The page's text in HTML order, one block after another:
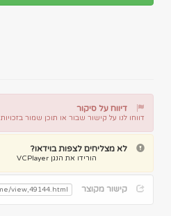
דיווח על סיקור
דווחו לנו על קישור שבור או תוכן שמור בזכויות
דיווח על קישור שבור
דיווח על תוכן מפר זכויות
לא מצליחים לצפות בוידאו?
הורידו את הנגן VCPlayer
קישור מקוצר